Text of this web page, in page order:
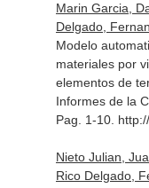
Marin Garcia,
Delgado,
Modelo
materiales por
elementos de
Informes de la
Pag. 1-10.
Nieto Julian,
Rico Delgado,